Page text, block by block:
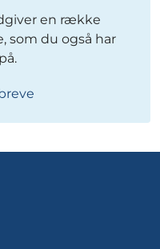
en række
som du også har